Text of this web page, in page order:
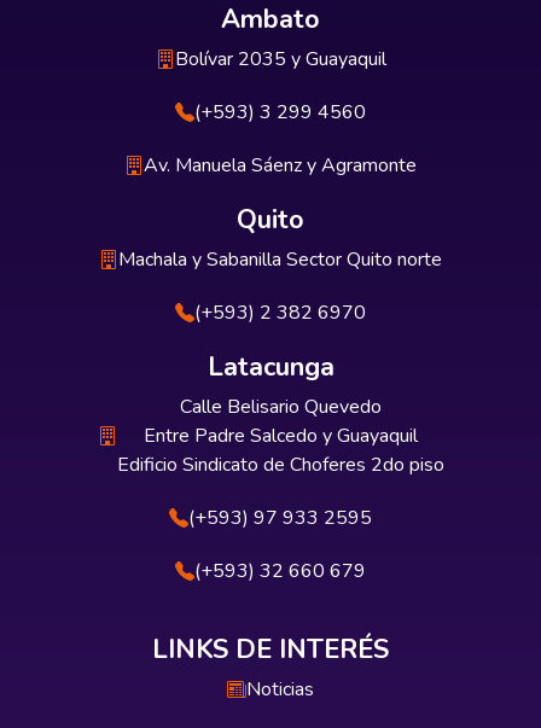
Ambato
Bolívar 2035 y Guayaquil
(+593) 3 299 4560
Av. Manuela Sáenz y Agramonte
Quito
Machala y Sabanilla Sector Quito norte
(+593) 2 382 6970
Latacunga
Calle Belisario Quevedo
Entre Padre Salcedo y Guayaquil
Edificio Sindicato de Choferes 2do piso
(+593) 97 933 2595
(+593) 32 660 679
LINKS DE INTERÉS
Noticias